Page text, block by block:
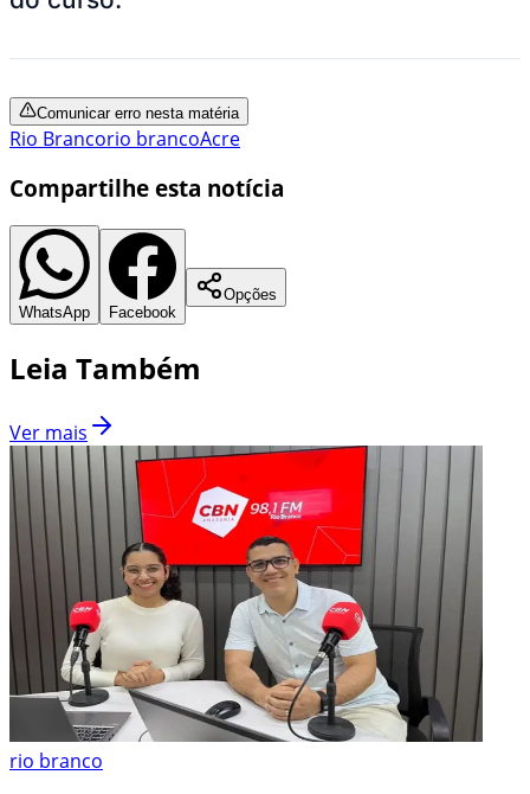
Comunicar erro nesta matéria
Rio Brancorio brancoAcre
Compartilhe esta notícia
WhatsApp Facebook
Opções
Leia Também
Ver mais
rio branco